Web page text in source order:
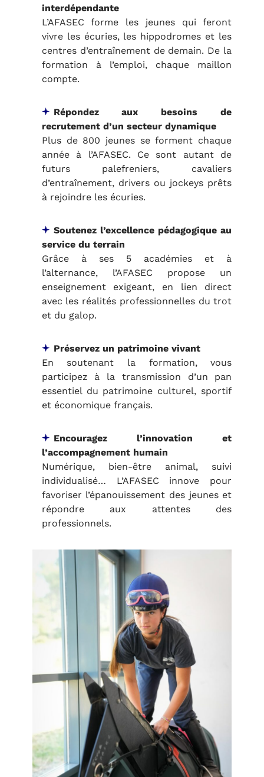
interdépendante
L’AFASEC forme les jeunes qui feront
vivre les écuries, les hippodromes et les
centres d’entraînement de demain. De la
formation à l’emploi, chaque maillon
compte.
Répondez aux besoins de
recrutement d’un secteur dynamique
Plus de 800 jeunes se forment chaque
année à l’AFASEC. Ce sont autant de
futurs palefreniers, cavaliers
d’entraînement, drivers ou jockeys prêts
à rejoindre les écuries.
Soutenez l’excellence pédagogique au
service du terrain
Grâce à ses 5 académies et à
l’alternance, l’AFASEC propose un
enseignement exigeant, en lien direct
avec les réalités professionnelles du trot
et du galop.
Préservez un patrimoine vivant
En soutenant la formation, vous
participez à la transmission d’un pan
essentiel du patrimoine culturel, sportif
et économique français.
Encouragez l’innovation et
l’accompagnement humain
Numérique, bien-être animal, suivi
individualisé… L’AFASEC innove pour
favoriser l’épanouissement des jeunes et
répondre aux attentes des
professionnels.